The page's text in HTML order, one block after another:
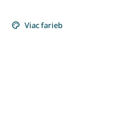
Viac farieb